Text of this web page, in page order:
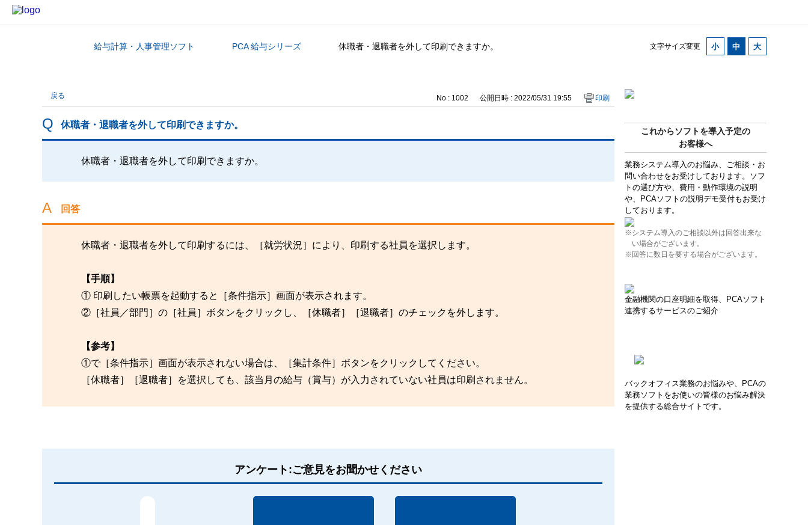
文字サイズ変更
カテゴリから探す給与計算・人事管理ソフト PCA 給与シリーズ 休職者・退職者を外して印刷できますか。
これからソフトを導入予定の
お客様へ
業務システム導入のお悩み、ご相談・お
問い合わせをお受けしております。ソフ
トの選び方や、費用・動作環境の説明
や、PCAソフトの説明デモ受付もお受け
しております。
※システム導入のご相談以外は回答出来な
い場合がございます。
※回答に数日を要する場合がございます。
金融機関の口座明細を取得、PCAソフト
連携するサービスのご紹介
バックオフィス業務のお悩みや、PCAの
業務ソフトをお使いの皆様のお悩み解決
を提供する総合サイトです。
戻る No : 1002 公開日時 : 2022/05/31 19:55 印刷
休職者・退職者を外して印刷できますか。
休職者・退職者を外して印刷できますか。
回答
休職者・退職者を外して印刷するには、［就労状況］により、印刷する社員を選択します。
【手順】
① 印刷したい帳票を起動すると［条件指示］画面が表示されます。
②［社員／部門］の［社員］ボタンをクリックし、［休職者］［退職者］のチェックを外します。
【参考】
①で［条件指示］画面が表示されない場合は、［集計条件］ボタンをクリックしてください。
［休職者］［退職者］を選択しても、該当月の給与（賞与）が入力されていない社員は印刷されません。
アンケート:ご意見をお聞かせください